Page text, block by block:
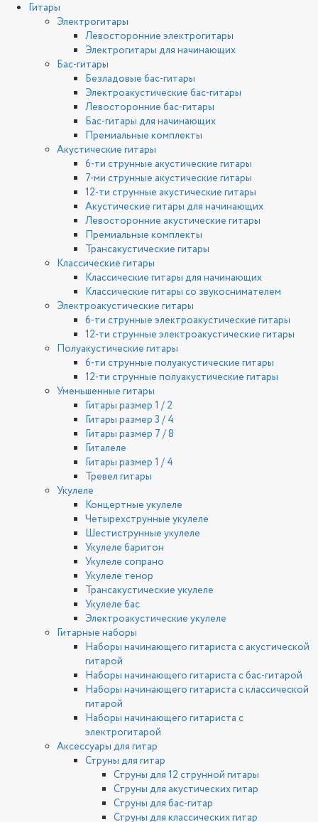
Гитары
Электрогитары
Левосторонние электрогитары
Электрогитары для начинающих
Бас-гитары
Безладовые бас-гитары
Электроакустические бас-гитары
Левосторонние бас-гитары
Бас-гитары для начинающих
Премиальные комплекты
Акустические гитары
6-ти струнные акустические гитары
7-ми струнные акустические гитары
12-ти струнные акустические гитары
Акустические гитары для начинающих
Левосторонние акустические гитары
Премиальные комплекты
Трансакустические гитары
Классические гитары
Классические гитары для начинающих
Классические гитары со звукоснимателем
Электроакустические гитары
6-ти струнные электроакустические гитары
12-ти струнные электроакустические гитары
Полуакустические гитары
6-ти струнные полуакустические гитары
12-ти струнные полуакустические гитары
Уменьшенные гитары
Гитары размер 1 / 2
Гитары размер 3 / 4
Гитары размер 7 / 8
Гиталеле
Гитары размер 1 / 4
Тревел гитары
Укулеле
Концертные укулеле
Четырехструнные укулеле
Шестиструнные укулеле
Укулеле баритон
Укулеле сопрано
Укулеле тенор
Трансакустические укулеле
Укулеле бас
Электроакустические укулеле
Гитарные наборы
Наборы начинающего гитариста с акустической
гитарой
Наборы начинающего гитариста с бас-гитарой
Наборы начинающего гитариста с классической
гитарой
Наборы начинающего гитариста с
электрогитарой
Аксессуары для гитар
Струны для гитар
Струны для 12 струнной гитары
Струны для акустических гитар
Струны для бас-гитар
Струны для классических гитар